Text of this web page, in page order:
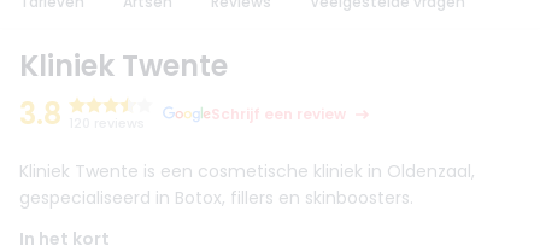
Kliniek Twente
3.8
Schrijf een review
Kliniek Twente is een cosmetische kliniek in Oldenzaal,
gespecialiseerd in Botox, fillers en skinboosters.
In het kort